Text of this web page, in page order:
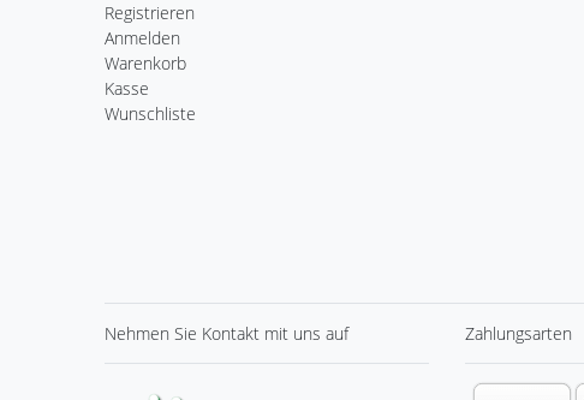
Registrieren
Anmelden
Warenkorb
Kasse
Wunschliste
Nehmen Sie Kontakt mit uns auf Zahlungsarten